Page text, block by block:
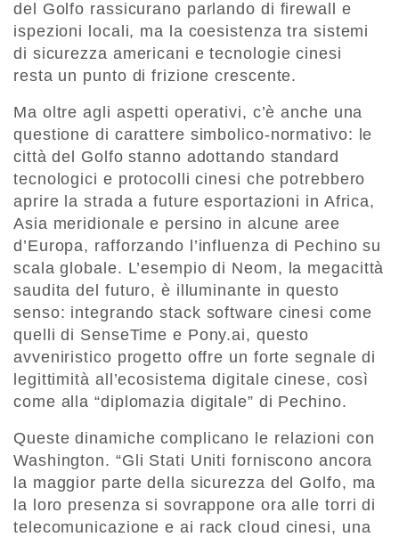
del Golfo rassicurano parlando di firewall e
ispezioni locali, ma la coesistenza tra sistemi
di sicurezza americani e tecnologie cinesi
resta un punto di frizione crescente.
Ma oltre agli aspetti operativi, c’è anche una
questione di carattere simbolico-normativo: le
città del Golfo stanno adottando standard
tecnologici e protocolli cinesi che potrebbero
aprire la strada a future esportazioni in Africa,
Asia meridionale e persino in alcune aree
d’Europa, rafforzando l’influenza di Pechino su
scala globale. L’esempio di Neom, la megacittà
saudita del futuro, è illuminante in questo
senso: integrando stack software cinesi come
quelli di SenseTime e Pony.ai, questo
avveniristico progetto offre un forte segnale di
legittimità all’ecosistema digitale cinese, così
come alla “diplomazia digitale” di Pechino.
Queste dinamiche complicano le relazioni con
Washington. “Gli Stati Uniti forniscono ancora
la maggior parte della sicurezza del Golfo, ma
la loro presenza si sovrappone ora alle torri di
telecomunicazione e ai rack cloud cinesi, una